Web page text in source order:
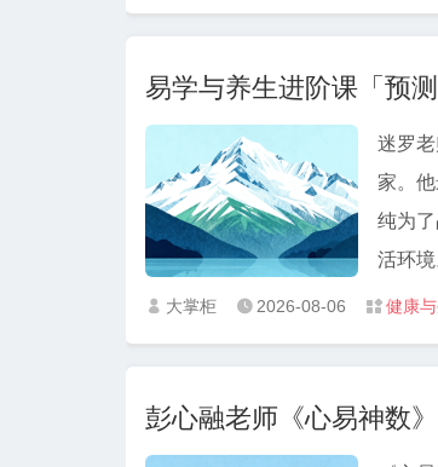
易学与养生进阶课「预
迷罗
家。
纯为
 大掌柜  2026-08-06  健康
彭心融老师《心易神数